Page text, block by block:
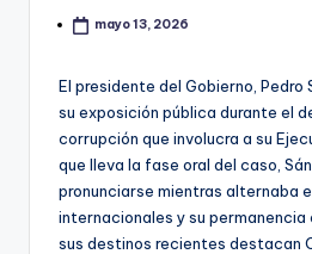
mayo 13, 2026
El presidente del Gobierno, Pedro
su exposición pública durante el
corrupción que involucra a su
que lleva la fase oral del caso,
pronunciarse mientras alternaba
internacionales y su permanencia
sus destinos recientes destacan